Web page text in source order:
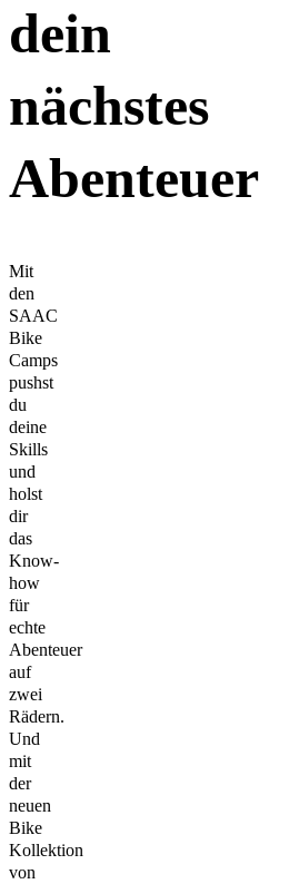
dein
nächstes
Abenteuer
Mit
den
SAAC
Bike
Camps
pushst
du
deine
Skills
und
holst
dir
das
Know-
how
für
echte
Abenteuer
auf
zwei
Rädern.
Und
mit
der
neuen
Bike
Kollektion
von